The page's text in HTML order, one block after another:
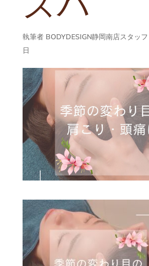
執筆者 BODYDESIGN静岡南店スタッフ
日